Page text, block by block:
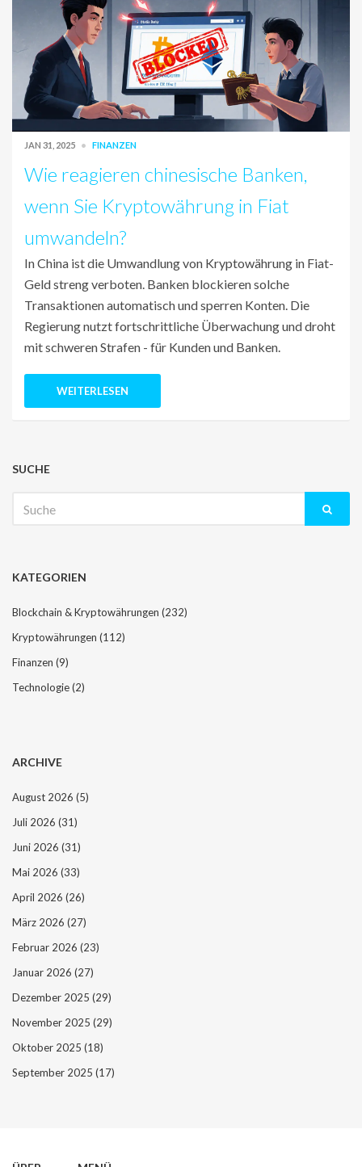
JAN 31, 2025 FINANZEN
Wie reagieren chinesische Banken,
wenn Sie Kryptowährung in Fiat
umwandeln?
In China ist die Umwandlung von Kryptowährung in Fiat-
Geld streng verboten. Banken blockieren solche
Transaktionen automatisch und sperren Konten. Die
Regierung nutzt fortschrittliche Überwachung und droht
mit schweren Strafen - für Kunden und Banken.
WEITERLESEN
SUCHE
nach:
KATEGORIEN
Blockchain & Kryptowährungen (232)
Kryptowährungen (112)
Finanzen (9)
Technologie(2)
ARCHIVE
August 2026 (5)
Juli 2026 (31)
Juni 2026 (31)
Mai 2026 (33)
April 2026 (26)
März 2026 (27)
Februar 2026 (23)
Januar 2026 (27)
Dezember 2025 (29)
November 2025 (29)
Oktober 2025 (18)
September 2025 (17)